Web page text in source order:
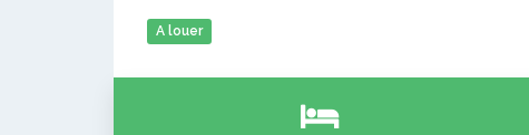
A louer